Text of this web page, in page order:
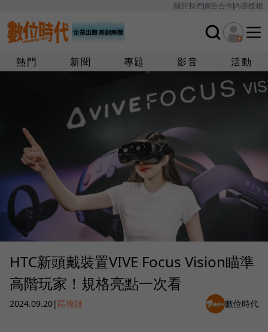
關於我們廣告合作內容授權
熱門 新聞 專題 影音 活動
HTC新頭戴裝置VIVE Focus Vision瞄準
高階玩家！規格亮點一次看
2024.09.20| 區塊鏈 數位時代